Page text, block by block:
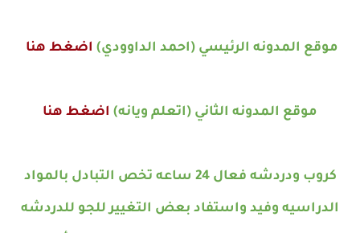
موقع المدونه الرئيسي (احمد الداوودي) اضغط هنا
موقع المدونه الثاني (اتعلم ويانه) اضغط هنا
كروب ودردشه فعال 24 ساعه تخص التبادل بالمواد
الدراسيه وفيد واستفاد بعض التغيير للجو للدردشه